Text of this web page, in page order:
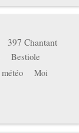
397 Chantant
Bestiole
météo Moi